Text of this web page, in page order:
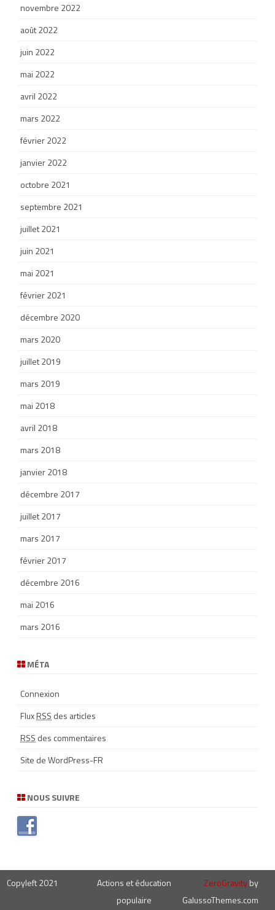
novembre 2022
août 2022
juin 2022
mai 2022
avril 2022
mars 2022
février 2022
janvier 2022
octobre 2021
septembre 2021
juillet 2021
juin 2021
mai 2021
février 2021
décembre 2020
mars 2020
juillet 2019
mars 2019
mai 2018
avril 2018
mars 2018
janvier 2018
décembre 2017
juillet 2017
mars 2017
février 2017
décembre 2016
mai 2016
mars 2016
MÉTA
Connexion
FluxRSS des articles
RSS des commentaires
Site de WordPress-FR
NOUS SUIVRE
Copyleft 2021
Actions et éducation
populaire
ZeroGravityby
GalussoThemes.com